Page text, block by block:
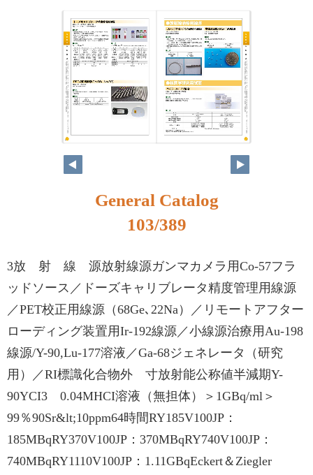
86 87
General Catalog
103/389
3放 射 線 源放射線源ガンマカメラ用Co-57フラ
ッドソース／ドーズキャリブレータ精度管理用線源
／PET校正用線源（68Ge､22Na）／リモートアフター
ローディング装置用Ir-192線源／小線源治療用Au-198
線源/Y-90,Lu-177溶液／Ga-68ジェネレータ（研究
用）／RI標識化合物外 寸放射能公称値半減期Y-
90YCI3 0.04MHCI溶液（無担体）＞1GBq/ml＞
99％90Sr&lt;10ppm64時間RY185V100JP：
185MBqRY370V100JP：370MBqRY740V100JP：
740MBqRY1110V100JP：1.11GBqEckert＆Ziegler